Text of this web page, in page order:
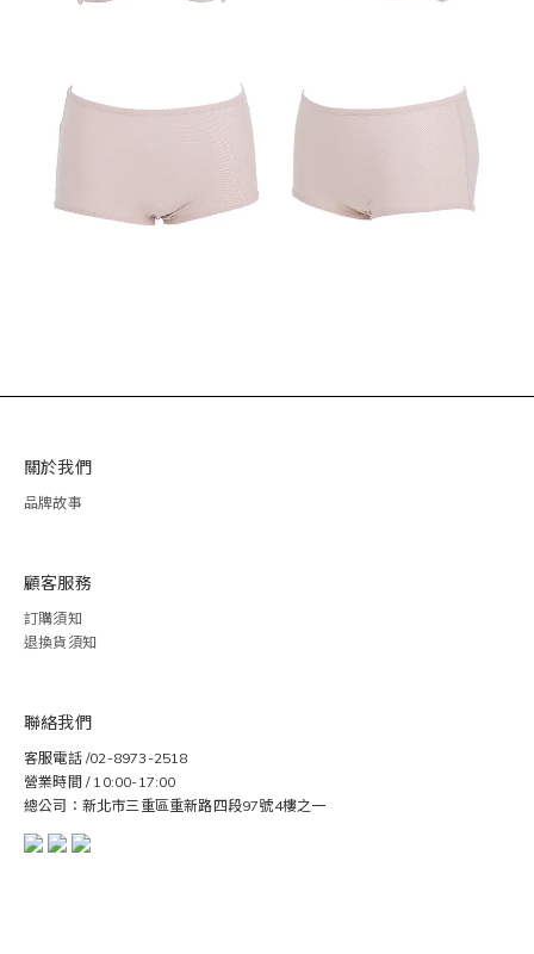
關於我們
品牌故事
顧客服務
訂購須知
退換貨須知
聯絡我們
客服電話 /02-8973-2518
營業時間 / 10:00-17:00
總公司：新北市三重區重新路四段97號4樓之一